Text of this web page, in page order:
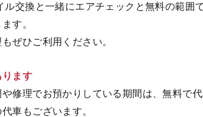
ル交換と一緒にエアチェックと無料の範囲
す。
ぜひご利用ください。
ます
修理でお預かりしている期間は、無料で
車もございます。